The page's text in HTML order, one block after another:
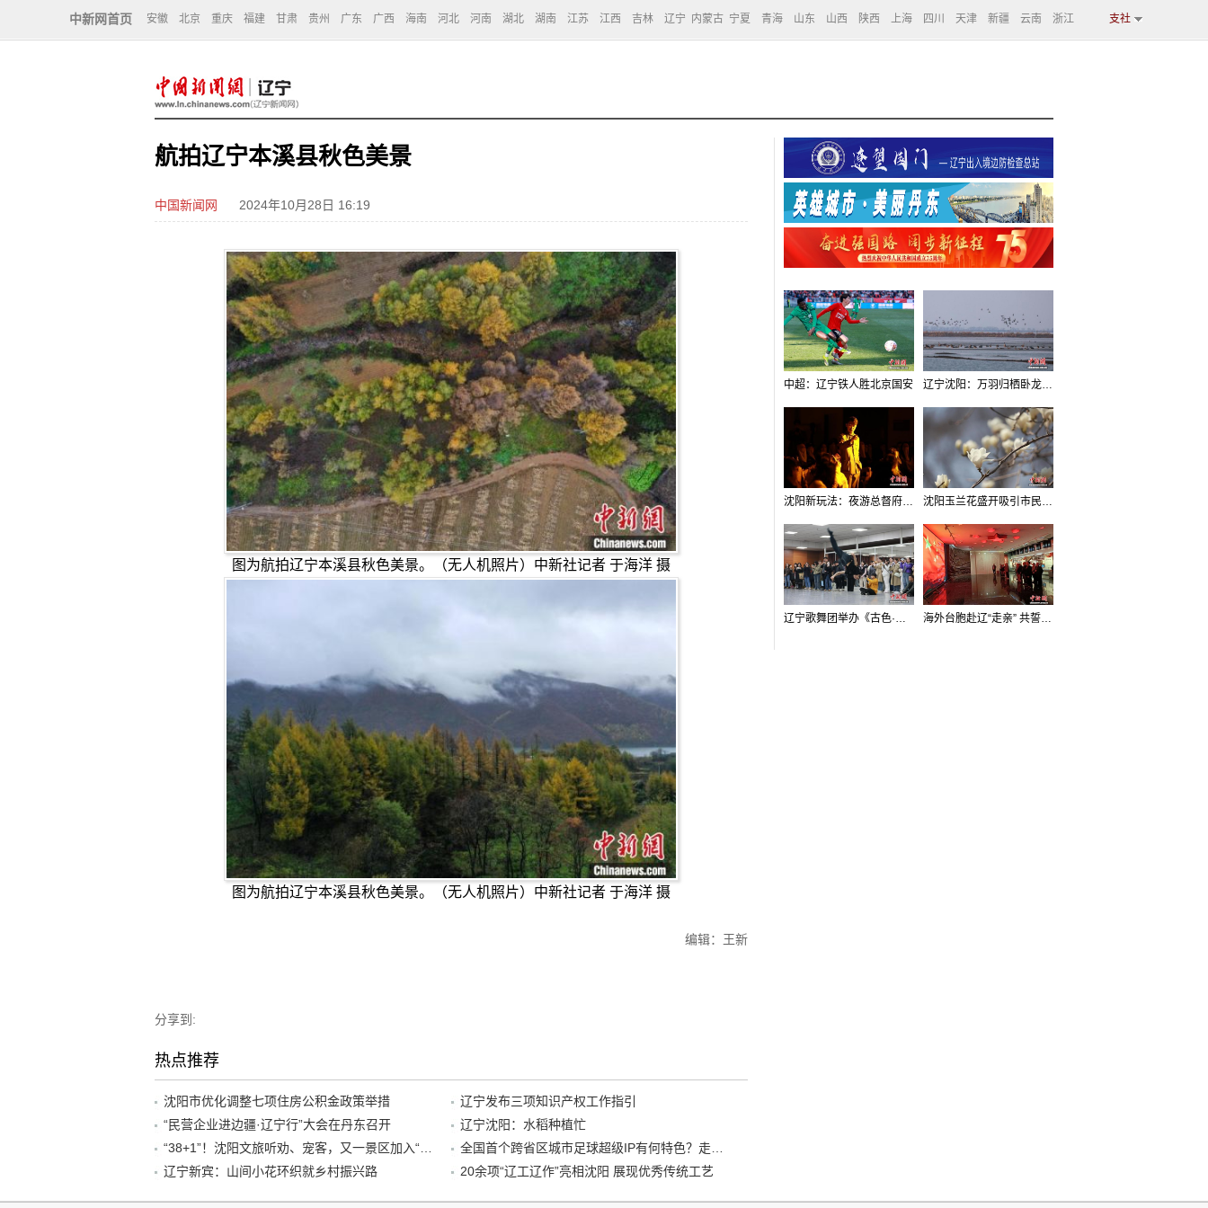
中新网首页 安徽 北京 重庆 福建 甘肃 贵州 广东 广西 海南 河北 河南 湖北 湖南 江苏 江西 吉林 辽宁 内蒙古 宁夏 青海 山东 山西 陕西 上海 四川 天津 新疆 云南 浙江 支社
航拍辽宁本溪县秋色美景
中国新闻网 2024年10月28日 16:19
图为航拍辽宁本溪县秋色美景。（无人机照片）中新社记者 于海洋 摄
图为航拍辽宁本溪县秋色美景。（无人机照片）中新社记者 于海洋 摄
编辑：王新
分享到:
热点推荐
沈阳市优化调整七项住房公积金政策举措
辽宁发布三项知识产权工作指引
“民营企业进边疆·辽宁行”大会在丹东召开
辽宁沈阳：水稻种植忙
“38+1”！沈阳文旅听劝、宠客，又一景区加入“东北超”优惠名单！
全国首个跨省区城市足球超级IP有何特色？走进沈阳现场去看看
辽宁新宾：山间小花环织就乡村振兴路
20余项“辽工辽作”亮相沈阳 展现优秀传统工艺
中超：辽宁铁人胜北京国安 辽宁沈阳：万羽归栖卧龙湖看群鸟齐飞
沈阳新玩法：夜游总督府，当一回“赴宴者” 沈阳玉兰花盛开吸引市民打卡
辽宁歌舞团举办《古色·国宝辽宁》排练开放日活动 海外台胞赴辽“走亲” 共誓“和平初心”